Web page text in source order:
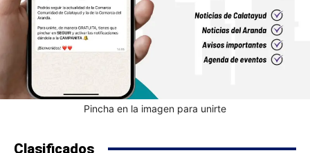
Pincha en la imagen para unirte
Clasificados